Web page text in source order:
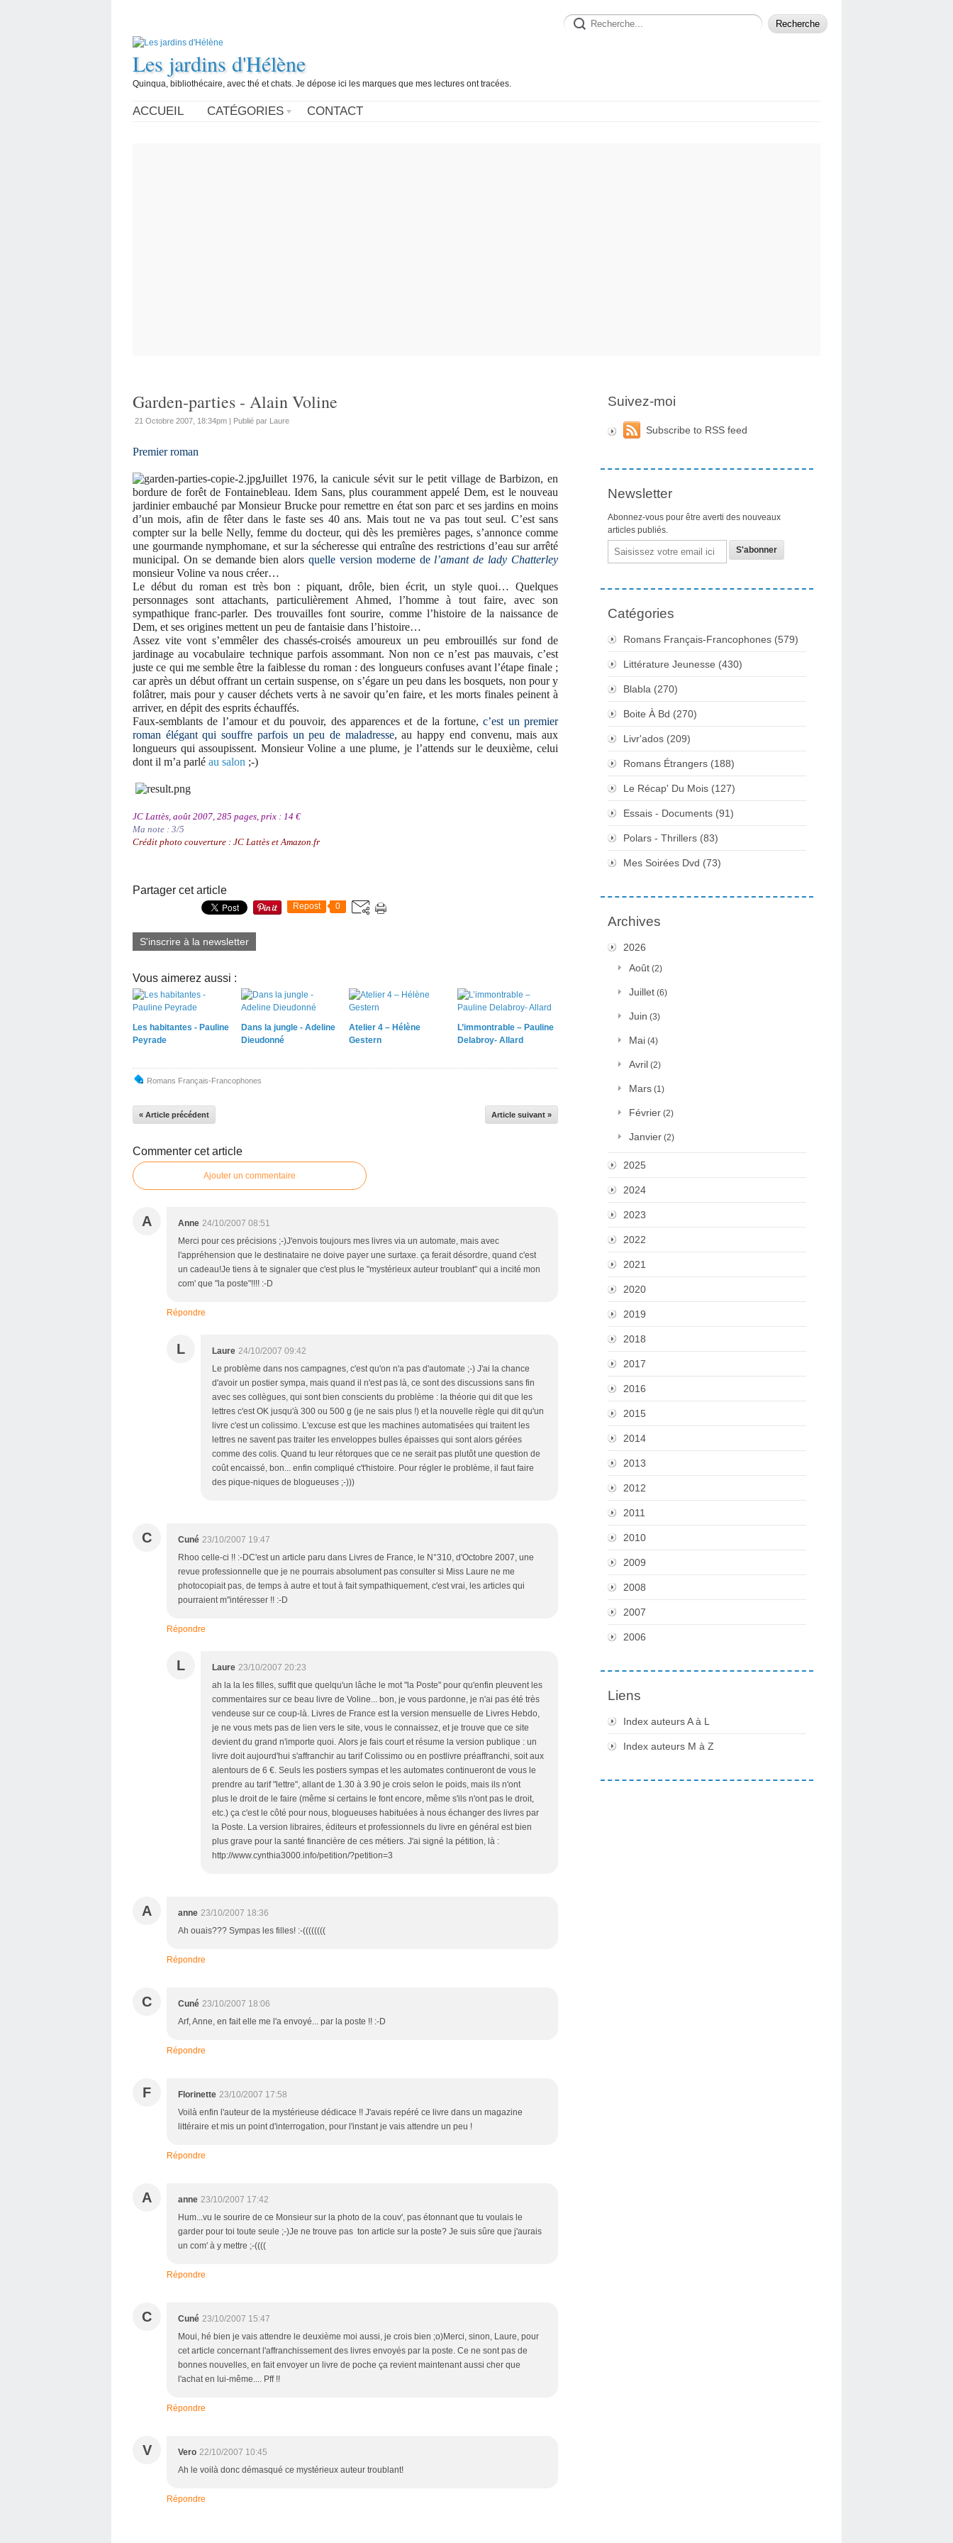
Les jardins d'Hélène
Quinqua, bibliothécaire, avec thé et chats. Je dépose ici les marques que mes lectures ont tracées.
ACCUEIL CATÉGORIES CONTACT
Garden-parties - Alain Voline
21 Octobre 2007, 18:34pm | Publié par Laure
Premier roman
Juillet 1976, la canicule sévit sur le petit village de Barbizon, en
bordure de forêt de Fontainebleau. Idem Sans, plus couramment appelé Dem, est le nouveau
jardinier embauché par Monsieur Brucke pour remettre en état son parc et ses jardins en moins
d’un mois, afin de fêter dans le faste ses 40 ans. Mais tout ne va pas tout seul. C’est sans
compter sur la belle Nelly, femme du docteur, qui dès les premières pages, s’annonce comme
une gourmande nymphomane, et sur la sécheresse qui entraîne des restrictions d’eau sur arrêté
municipal. On se demande bien alorsquelle version moderne de l’amant de lady Chatterley
monsieur Voline va nous créer…
Le début du roman est très bon : piquant, drôle, bien écrit, un style quoi… Quelques
personnages sont attachants, particulièrement Ahmed, l’homme à tout faire, avec son
sympathique franc-parler. Des trouvailles font sourire, comme l’histoire de la naissance de
Dem, et ses origines mettent un peu de fantaisie dans l’histoire…
Assez vite vont s’emmêler des chassés-croisés amoureux un peu embrouillés sur fond de
jardinage au vocabulaire technique parfois assommant. Non non ce n’est pas mauvais, c’est
juste ce qui me semble être la faiblesse du roman : des longueurs confuses avant l’étape finale ;
car après un début offrant un certain suspense, on s’égare un peu dans les bosquets, non pour y
folâtrer, mais pour y causer déchets verts à ne savoir qu’en faire, et les morts finales peinent à
arriver, en dépit des esprits échauffés.
Faux-semblants de l’amour et du pouvoir, des apparences et de la fortune,c’est un premier
roman élégant qui souffre parfois un peu de maladresse, au happy end convenu, mais aux
longueurs qui assoupissent. Monsieur Voline a une plume, je l’attends sur le deuxième, celui
dont il m’a parlé au salon ;-)
JC Lattès, août 2007, 285 pages, prix : 14 €
Ma note : 3/5
Crédit photo couverture : JC Lattès et Amazon.fr
Partager cet article
Repost 0
S'inscrire à la newsletter
Vous aimerez aussi :
Les habitantes - Pauline
Peyrade
Dans la jungle - Adeline
Dieudonné
Atelier 4 – Hélène
Gestern
L’immontrable – Pauline
Delabroy- Allard
Romans Français-Francophones
« Article précédent Article suivant »
Commenter cet article
Ajouter un commentaire
A Anne 24/10/2007 08:51
Merci pour ces précisions ;-)J'envois toujours mes livres via un automate, mais avec
l'appréhension que le destinataire ne doive payer une surtaxe. ça ferait désordre, quand c'est
un cadeau!Je tiens à te signaler que c'est plus le "mystérieux auteur troublant" qui a incité mon
com' que "la poste"!!!! :-D
Répondre
L Laure 24/10/2007 09:42
Le problème dans nos campagnes, c'est qu'on n'a pas d'automate ;-) J'ai la chance
d'avoir un postier sympa, mais quand il n'est pas là, ce sont des discussions sans fin
avec ses collègues, qui sont bien conscients du problème : la théorie qui dit que les
lettres c'est OK jusqu'à 300 ou 500 g (je ne sais plus !) et la nouvelle règle qui dit qu'un
livre c'est un colissimo. L'excuse est que les machines automatisées qui traitent les
lettres ne savent pas traiter les enveloppes bulles épaisses qui sont alors gérées
comme des colis. Quand tu leur rétorques que ce ne serait pas plutôt une question de
coût encaissé, bon... enfin compliqué c't'histoire. Pour régler le problème, il faut faire
des pique-niques de blogueuses ;-)))
C Cuné 23/10/2007 19:47
Rhoo celle-ci !! :-DC'est un article paru dans Livres de France, le N°310, d'Octobre 2007, une
revue professionnelle que je ne pourrais absolument pas consulter si Miss Laure ne me
photocopiait pas, de temps à autre et tout à fait sympathiquement, c'est vrai, les articles qui
pourraient m"intéresser !! :-D
Répondre
L Laure 23/10/2007 20:23
ah la la les filles, suffit que quelqu'un lâche le mot "la Poste" pour qu'enfin pleuvent les
commentaires sur ce beau livre de Voline... bon, je vous pardonne, je n'ai pas été très
vendeuse sur ce coup-là. Livres de France est la version mensuelle de Livres Hebdo,
je ne vous mets pas de lien vers le site, vous le connaissez, et je trouve que ce site
devient du grand n'importe quoi. Alors je fais court et résume la version publique : un
livre doit aujourd'hui s'affranchir au tarif Colissimo ou en postlivre préaffranchi, soit aux
alentours de 6 €. Seuls les postiers sympas et les automates continueront de vous le
prendre au tarif "lettre", allant de 1.30 à 3.90 je crois selon le poids, mais ils n'ont
plus le droit de le faire (même si certains le font encore, même s'ils n'ont pas le droit,
etc.) ça c'est le côté pour nous, blogueuses habituées à nous échanger des livres par
la Poste. La version libraires, éditeurs et professionnels du livre en général est bien
plus grave pour la santé financière de ces métiers. J'ai signé la pétition, là :
http://www.cynthia3000.info/petition/?petition=3
A anne 23/10/2007 18:36
Ah ouais??? Sympas les filles! :-((((((((
Répondre
C Cuné 23/10/2007 18:06
Arf, Anne, en fait elle me l'a envoyé... par la poste !! :-D
Répondre
F Florinette 23/10/2007 17:58
Voilà enfin l'auteur de la mystérieuse dédicace !! J'avais repéré ce livre dans un magazine
littéraire et mis un point d'interrogation, pour l'instant je vais attendre un peu !
Répondre
A anne 23/10/2007 17:42
Hum...vu le sourire de ce Monsieur sur la photo de la couv', pas étonnant que tu voulais le
garder pour toi toute seule ;-)Je ne trouve pas ton article sur la poste? Je suis sûre que j'aurais
un com' à y mettre ;-((((
Répondre
C Cuné 23/10/2007 15:47
Moui, hé bien je vais attendre le deuxième moi aussi, je crois bien ;o)Merci, sinon, Laure, pour
cet article concernant l'affranchissement des livres envoyés par la poste. Ce ne sont pas de
bonnes nouvelles, en fait envoyer un livre de poche ça revient maintenant aussi cher que
l'achat en lui-même.... Pff !!
Répondre
V Vero 22/10/2007 10:45
Ah le voilà donc démasqué ce mystérieux auteur troublant!
Répondre
Suivez-moi
Subscribe to RSS feed
Newsletter
Abonnez-vous pour être averti des nouveaux
articles publiés.
Email
Catégories
Romans Français-Francophones (579)
Littérature Jeunesse (430)
Blabla (270)
Boite À Bd (270)
Livr'ados (209)
Romans Étrangers (188)
Le Récap' Du Mois (127)
Essais - Documents (91)
Polars - Thrillers (83)
Mes Soirées Dvd (73)
Archives
2026
Août (2)
Juillet (6)
Juin (3)
Mai (4)
Avril (2)
Mars (1)
Février (2)
Janvier (2)
2025
2024
2023
2022
2021
2020
2019
2018
2017
2016
2015
2014
2013
2012
2011
2010
2009
2008
2007
2006
Liens
Index auteurs A à L
Index auteurs M à Z